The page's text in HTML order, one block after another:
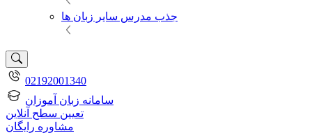
جذب مدرس سایر زبان ها
02192001340
سامانه زبان آموزان
تعیین سطح آنلاین
مشاوره رایگان